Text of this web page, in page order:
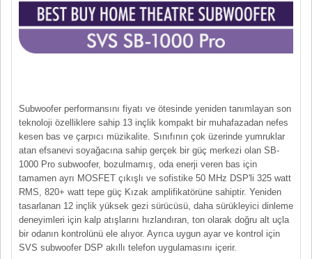
Subwoofer performansını fiyatı ve ötesinde yeniden tanımlayan son
teknoloji özelliklere sahip 13 inçlik kompakt bir muhafazadan nefes
kesen bas ve çarpıcı müzikalite. Sınıfının çok üzerinde yumruklar
atan efsanevi soyağacına sahip gerçek bir güç merkezi olan SB-
1000 Pro subwoofer, bozulmamış, oda enerji veren bas için
tamamen ayrı MOSFET çıkışlı ve sofistike 50 MHz DSP'li 325 watt
RMS, 820+ watt tepe güç Kızak amplifikatörüne sahiptir. Yeniden
tasarlanan 12 inçlik yüksek gezi sürücüsü, daha sürükleyici dinleme
deneyimleri için kalp atışlarını hızlandıran, ton olarak doğru alt uçla
bir odanın kontrolünü ele alıyor. Ayrıca uygun ayar ve kontrol için
SVS subwoofer DSP akıllı telefon uygulamasını içerir.